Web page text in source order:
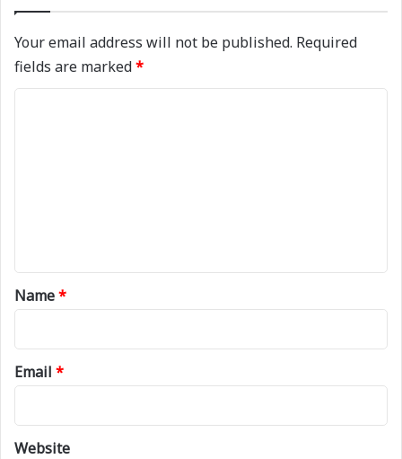
Your email address will not be published. Required
fields are marked*
*
Name*
Email *
Website